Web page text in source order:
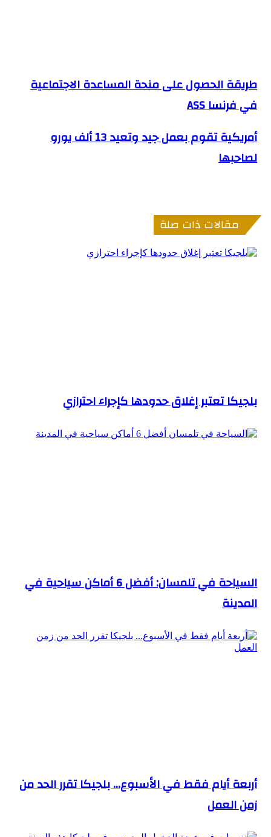
طريقة الحصول على منحة المساعدة الاجتماعية في فرنسا
ASS
طريقة الحصول على منحة المساعدة الاجتماعية
في فرنسا ASS
أمريكية تقوم بعمل جيد وتعيد 13 ألف يورو لصاحبها
أمريكية تقوم بعمل جيد وتعيد 13 ألف يورو
لصاحبها
مقالات ذات صلة
بلجيكا تعتبر إغلاق حدودها كإجراء احترازي
السياحة في تلمسان: أفضل 6 أماكن سياحية في
المدينة
أربعة أيام فقط في الأسبوع… بلجيكا تقرر الحد من
زمن العمل